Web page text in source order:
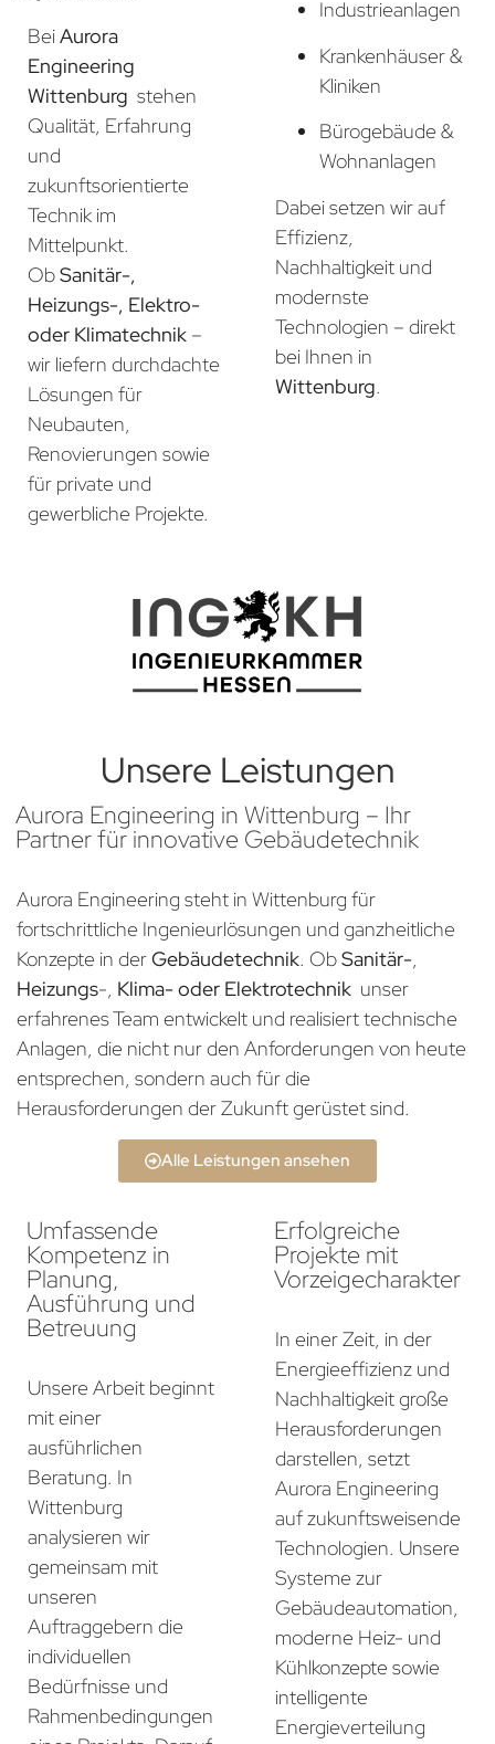
BeiAurora
Engineering
Wittenburg stehen
Qualität, Erfahrung
und
zukunftsorientierte
Technik im
Mittelpunkt.
ObSanitär-,
Heizungs-, Elektro-
oder Klimatechnik –
wir liefern durchdachte
Lösungen für
Neubauten,
Renovierungen sowie
für private und
gewerbliche Projekte.
Industrieanlagen
Krankenhäuser &
Kliniken
Bürogebäude &
Wohnanlagen
Dabei setzen wir auf
Effizienz,
Nachhaltigkeit und
modernste
Technologien – direkt
bei Ihnen in
Wittenburg.
Unsere Leistungen
Aurora Engineering in Wittenburg – Ihr
Partner für innovative Gebäudetechnik
Aurora Engineering steht in Wittenburg für
fortschrittliche Ingenieurlösungen und ganzheitliche
Konzepte in derGebäudetechnik. ObSanitär-,
Heizungs-, Klima- oder Elektrotechnik unser
erfahrenes Team entwickelt und realisiert technische
Anlagen, die nicht nur den Anforderungen von heute
entsprechen, sondern auch für die
Herausforderungen der Zukunft gerüstet sind.
Alle Leistungen ansehen
Umfassende
Kompetenz in
Planung,
Ausführung und
Betreuung
Unsere Arbeit beginnt
mit einer
ausführlichen
Beratung. In
Wittenburg
analysieren wir
gemeinsam mit
unseren
Auftraggebern die
individuellen
Bedürfnisse und
Rahmenbedingungen
Erfolgreiche
Projekte mit
Vorzeigecharakter
In einer Zeit, in der
Energieeffizienz und
Nachhaltigkeit große
Herausforderungen
darstellen, setzt
Aurora Engineering
auf zukunftsweisende
Technologien. Unsere
Systeme zur
Gebäudeautomation,
moderne Heiz- und
Kühlkonzepte sowie
intelligente
Energieverteilung